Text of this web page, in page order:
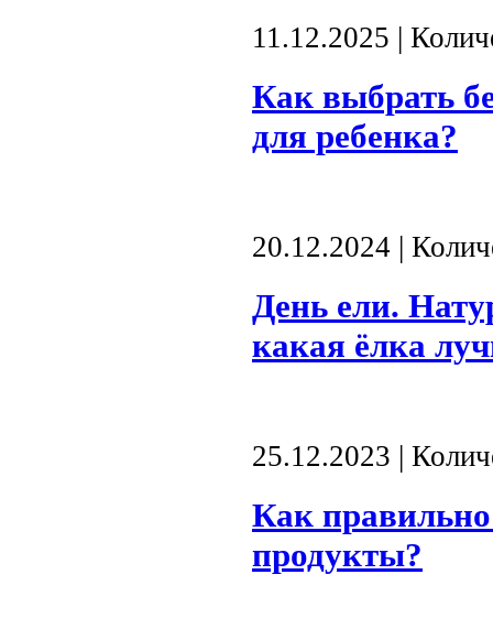
11.12.2025 |
Как выбрать
для ребенка?
20.12.2024 |
День ели.
какая ёлка
25.12.2023 |
Как
продукты?